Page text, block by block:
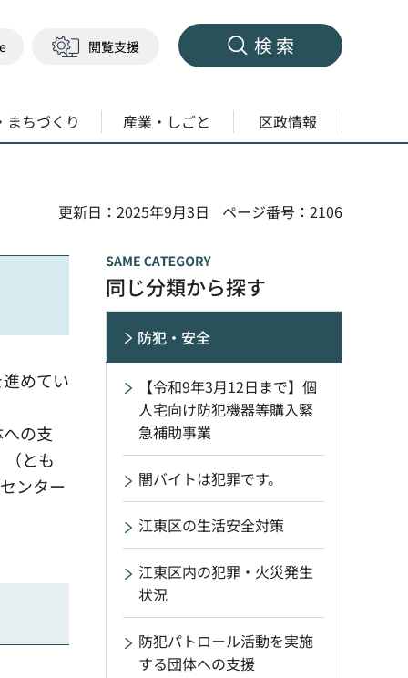
閲覧支援 検索
まちづくり 産業・しごと 区政情報
更新日：2025年9月3日
ページ番号：2106
めてい
の支
とも
ンター
同じ分類から探す
防犯・安全
【令和9年3月12日まで】個
人宅向け防犯機器等購入緊
急補助事業
闇バイトは犯罪です。
江東区の生活安全対策
江東区内の犯罪・火災発生
状況
防犯パトロール活動を実施
する団体への支援